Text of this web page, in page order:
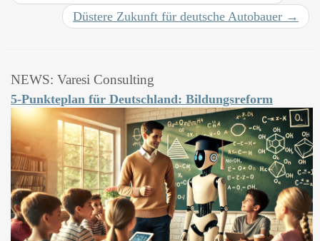
Düstere Zukunft für deutsche Autobauer →
NEWS: Varesi Consulting
5-Punkteplan für Deutschland: Bildungsreform